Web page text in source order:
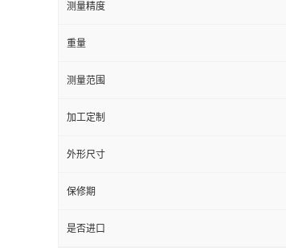
测量精度
重量
测量范围
加工定制
外形尺寸
保修期
是否进口